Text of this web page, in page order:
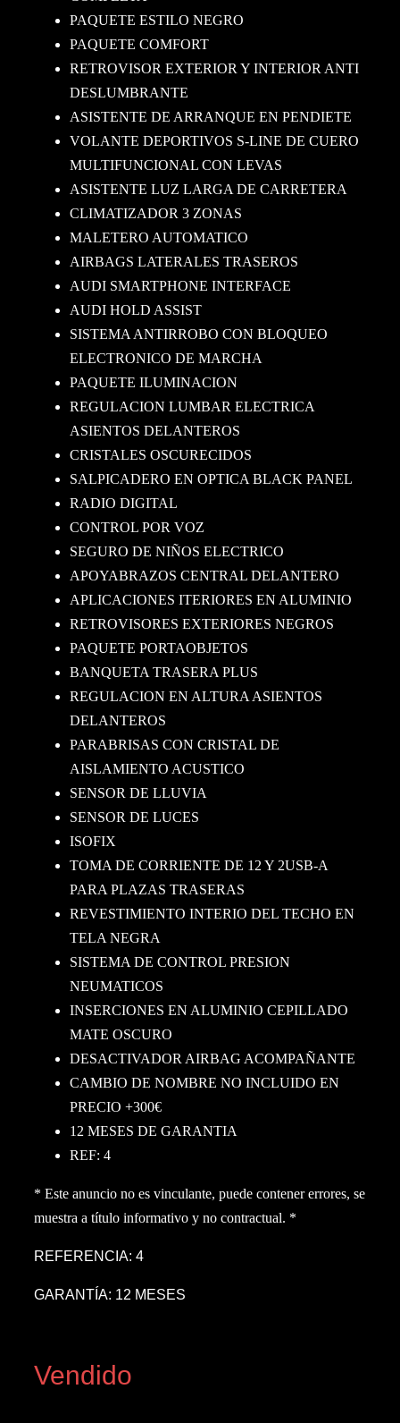
PAQUETE ESTILO NEGRO
PAQUETE COMFORT
RETROVISOR EXTERIOR Y INTERIOR ANTI
DESLUMBRANTE
ASISTENTE DE ARRANQUE EN PENDIETE
VOLANTE DEPORTIVOS S-LINE DE CUERO
MULTIFUNCIONAL CON LEVAS
ASISTENTE LUZ LARGA DE CARRETERA
CLIMATIZADOR 3 ZONAS
MALETERO AUTOMATICO
AIRBAGS LATERALES TRASEROS
AUDI SMARTPHONE INTERFACE
AUDI HOLD ASSIST
SISTEMA ANTIRROBO CON BLOQUEO
ELECTRONICO DE MARCHA
PAQUETE ILUMINACION
REGULACION LUMBAR ELECTRICA
ASIENTOS DELANTEROS
CRISTALES OSCURECIDOS
SALPICADERO EN OPTICA BLACK PANEL
RADIO DIGITAL
CONTROL POR VOZ
SEGURO DE NIÑOS ELECTRICO
APOYABRAZOS CENTRAL DELANTERO
APLICACIONES ITERIORES EN ALUMINIO
RETROVISORES EXTERIORES NEGROS
PAQUETE PORTAOBJETOS
BANQUETA TRASERA PLUS
REGULACION EN ALTURA ASIENTOS
DELANTEROS
PARABRISAS CON CRISTAL DE
AISLAMIENTO ACUSTICO
SENSOR DE LLUVIA
SENSOR DE LUCES
ISOFIX
TOMA DE CORRIENTE DE 12 Y 2USB-A
PARA PLAZAS TRASERAS
REVESTIMIENTO INTERIO DEL TECHO EN
TELA NEGRA
SISTEMA DE CONTROL PRESION
NEUMATICOS
INSERCIONES EN ALUMINIO CEPILLADO
MATE OSCURO
DESACTIVADOR AIRBAG ACOMPAÑANTE
CAMBIO DE NOMBRE NO INCLUIDO EN
PRECIO +300€
12 MESES DE GARANTIA
REF: 4
* Este anuncio no es vinculante, puede contener errores, se
muestra a título informativo y no contractual. *
REFERENCIA: 4
GARANTÍA: 12 MESES
Vendido